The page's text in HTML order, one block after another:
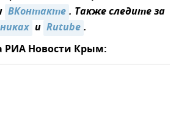
ВКонтакте. Также следите за
и Rutube.
РИА Новости Крым: